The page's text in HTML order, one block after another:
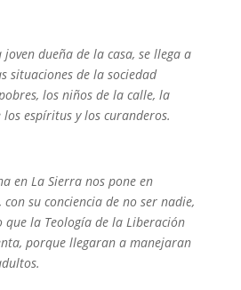
dueña de la casa, se llega a
situaciones de la sociedad
los niños de la calle, la
espíritus y los curanderos.
en La Sierra nos pone en
su conciencia de no ser nadie,
la Teología de la Liberación
porque llegaran a manejaran